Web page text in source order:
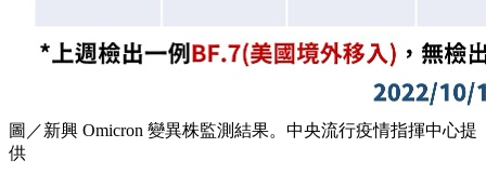
圖／新興 Omicron 變異株監測結果。中央流行疫情指揮中心提
供